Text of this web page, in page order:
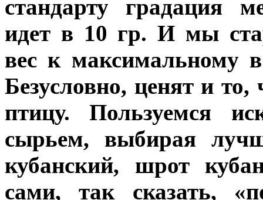
стандарту градация
идет в 10 гр. И мы
вес к максимальному
Безусловно, ценят и
птицу. Пользуемся
сырьем, выбирая
кубанский, шрот
сами, так сказать,